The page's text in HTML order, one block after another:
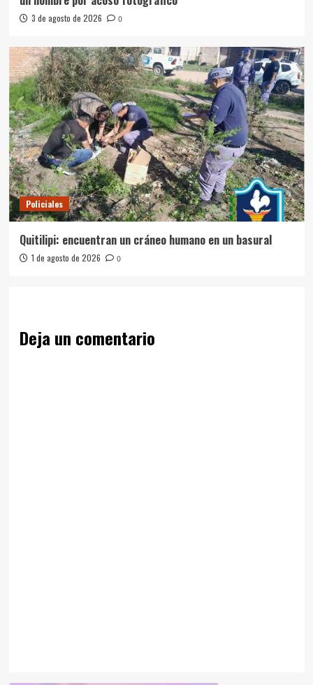
3 de agosto de 2026 0
Policiales
Quitilipi: encuentran un cráneo humano en un basural
1 de agosto de 2026 0
Deja un comentario